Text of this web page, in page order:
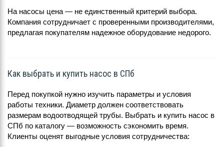
На насосы цена — не единственный критерий выбора.
Компания сотрудничает с проверенными производителями,
предлагая покупателям надежное оборудование недорого.
Как выбрать и купить насос в СПб
Перед покупкой нужно изучить параметры и условия
работы техники. Диаметр должен соответствовать
размерам водоотводящей трубы. Выбрать и купить насос в
СПб по каталогу — возможность сэкономить время.
Клиенты оценят выгодные условия сотрудничества: